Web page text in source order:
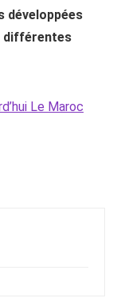
développées
différentes
Le Maroc